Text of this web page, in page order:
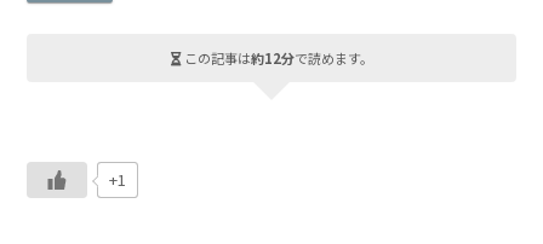
この記事は約12分で読めます。
+1